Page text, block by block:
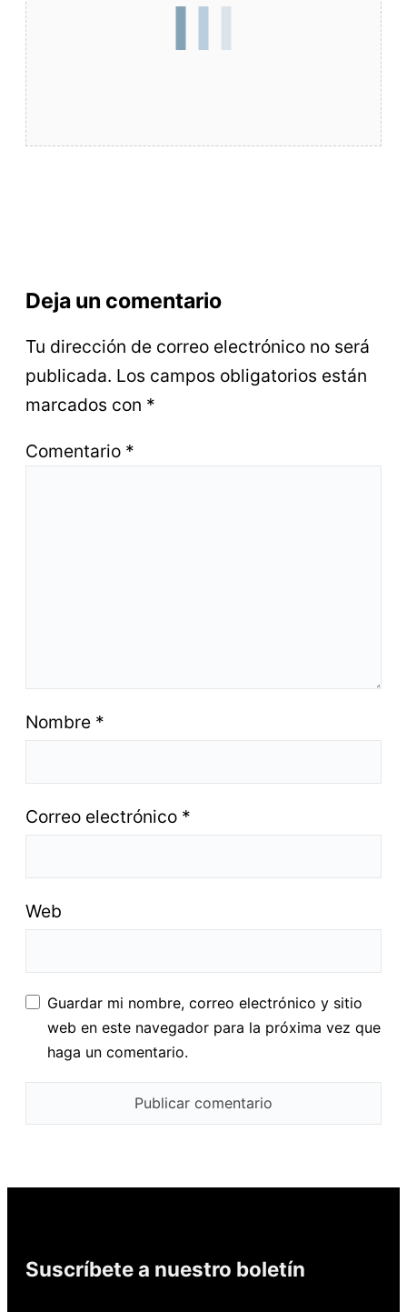
Deja un comentario
Tu dirección de correo electrónico no será
publicada. Los campos obligatorios están
marcados con *
Comentario *
Nombre *
Correo electrónico *
Web
Guardar mi nombre, correo electrónico y sitio
web en este navegador para la próxima vez que
haga un comentario.
Suscríbete a nuestro boletín